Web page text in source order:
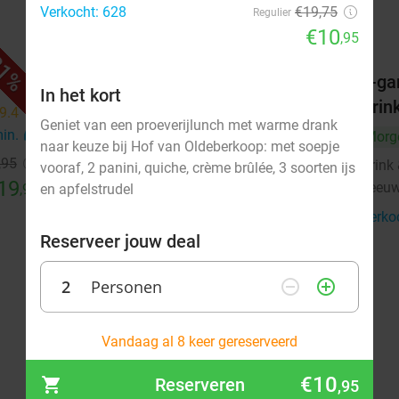
9.4star
directions_car
,95
incl. warme drank + lekkernij + 2-
gangen keuzelunch in
Leeuwarden
Ma Di Wo
Leeuwarden
Verkocht: 92 €25,70
€13 ,95
3-
Verkocht: 628
Regulier €19,75
€10,95
In het kort
Geniet van een proeverijlunch met warme drank
naar keuze bij Hof van Oldeberkoop: met soepje
vooraf, 2 panini, quiche, crème brûlée, 3 soorten ijs
en apfelstrudel
Reserveer jouw deal
2 Personen remove_circle_outline add_circle_outline
augustus 2026
Vandaag al 8 keer gereserveerd
Reserveren €10,95